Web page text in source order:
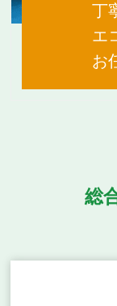
丁
エ
お
総